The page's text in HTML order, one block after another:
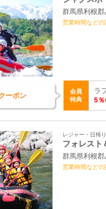
群馬県利根
営業時間などの
ーポン
会員
特典
ラ
5
レジャー・日帰
フォレスト
群馬県利根
営業時間などの